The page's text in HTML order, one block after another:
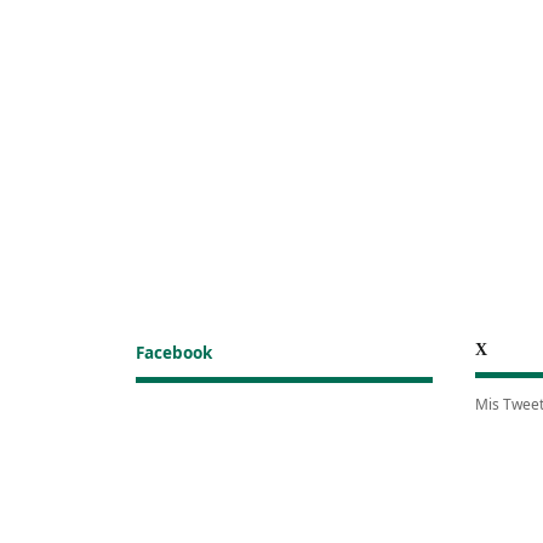
Facebook X
Mis